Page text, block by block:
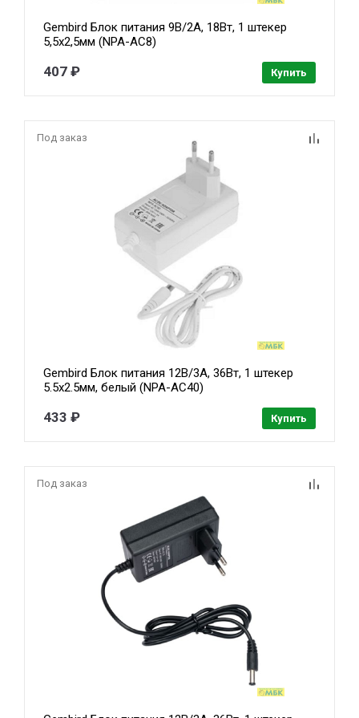
Gembird Блок питания 9В/2А, 18Вт, 1 штекер
5,5х2,5мм (NPA-AC8)
407 ₽ Купить
Под заказ
Gembird Блок питания 12В/3А, 36Вт, 1 штекер
5.5х2.5мм, белый (NPA-AC40)
433 ₽ Купить
Под заказ